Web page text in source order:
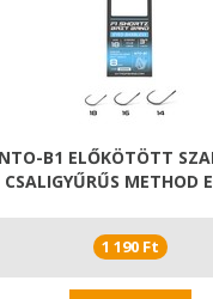
B1 ELŐKÖTÖTT
CSALIGYŰRŰS METHOD
1 190 Ft